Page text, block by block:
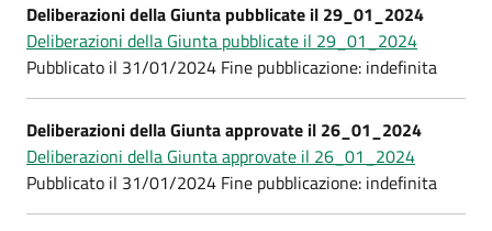
Deliberazioni della Giunta pubblicate il 29_01_2024
Deliberazioni della Giunta pubblicate il 29_01_2024
Pubblicato il 31/01/2024 Fine pubblicazione: indefinita
Deliberazioni della Giunta approvate il 26_01_2024
Deliberazioni della Giunta approvate il 26_01_2024
Pubblicato il 31/01/2024 Fine pubblicazione: indefinita